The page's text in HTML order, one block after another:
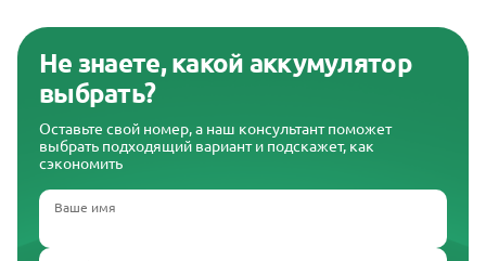
Не знаете, какой аккумулятор
выбрать?
Оставьте свой номер, а наш консультант поможет
выбрать подходящий вариант и подскажет, как
сэкономить
Ваше имя